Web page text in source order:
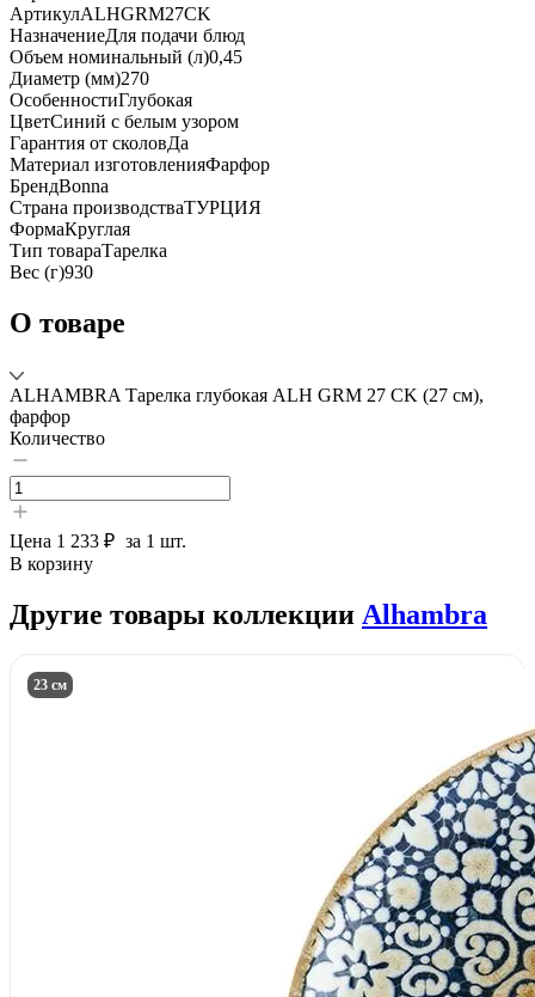
АртикулALHGRM27CK
НазначениеДля подачи блюд
Объем номинальный (л)0,45
Диаметр (мм)270
ОсобенностиГлубокая
ЦветСиний с белым узором
Гарантия от сколовДа
Материал изготовленияФарфор
БрендBonna
Страна производстваТУРЦИЯ
ФормаКруглая
Тип товараТарелка
Вес (г)930
О товаре
ALHAMBRA Тарелка глубокая ALH GRM 27 CK (27 см),
фарфор
Количество
Цена 1 233 ₽ за 1 шт.
В корзину
Другие товары коллекции Alhambra
23 см